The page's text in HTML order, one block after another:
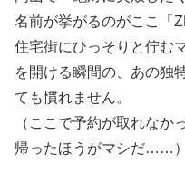
名前が挙がるのがここ「
住宅街にひっそりと佇む
を開ける瞬間の、あの独
ても慣れません。
（ここで予約が取れなか
帰ったほうがマシだ……）